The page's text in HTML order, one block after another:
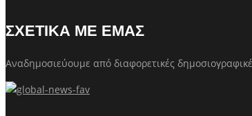
ΣΧΕΤΙΚΑ ΜΕ ΕΜΑΣ
Αναδημοσιεύουμε από διαφορετικές